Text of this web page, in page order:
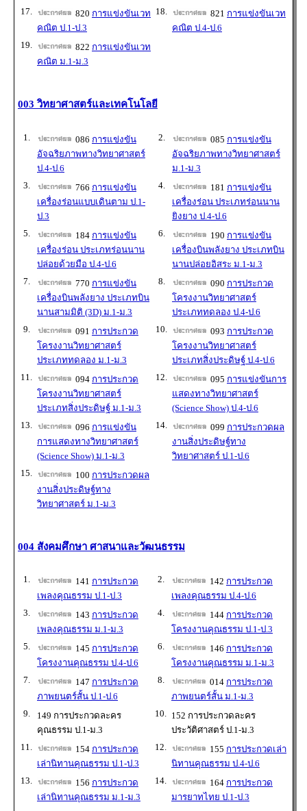
17.
820 การแข่งขันเวท
คณิต ป.1-ป.3
18. 821 การแข่งขันเวท
คณิต ป.4-ป.6
19.
822 การแข่งขันเวท
คณิต ม.1-ม.3
003 วิทยาศาสตร์และเทคโนโลยี
1. 086 การแข่งขัน
อัจฉริยภาพทางวิทยาศาสตร์
ป.4-ป.6
2. 085 การแข่งขัน
อัจฉริยภาพทางวิทยาศาสตร์
ม.1-ม.3
3.
766 การแข่งขัน
เครื่องร่อนแบบเดินตาม ป.1-
ป.3
4. 181 การแข่งขัน
เครื่องร่อน ประเภทร่อนนาน
ยิงยาง ป.4-ป.6
5.
184 การแข่งขัน
เครื่องร่อน ประเภทร่อนนาน
ปล่อยด้วยมือ ป.4-ป.6
6. 190 การแข่งขัน
เครื่องบินพลังยาง ประเภทบิน
นานปล่อยอิสระ ม.1-ม.3
7.
770 การแข่งขัน
เครื่องบินพลังยาง ประเภทบิน
นานสามมิติ (3D) ม.1-ม.3
8. 090 การประกวด
โครงงานวิทยาศาสตร์
ประเภททดลอง ป.4-ป.6
9.
091 การประกวด
โครงงานวิทยาศาสตร์
ประเภททดลอง ม.1-ม.3
10. 093 การประกวด
โครงงานวิทยาศาสตร์
ประเภทสิ่งประดิษฐ์ ป.4-ป.6
11.
094 การประกวด
โครงงานวิทยาศาสตร์
ประเภทสิ่งประดิษฐ์ ม.1-ม.3
12. 095 การแข่งขันการ
แสดงทางวิทยาศาสตร์
(Science Show) ป.4-ป.6
13.
096 การแข่งขัน
การแสดงทางวิทยาศาสตร์
(Science Show) ม.1-ม.3
14. 099 การประกวดผล
งานสิ่งประดิษฐ์ทาง
วิทยาศาสตร์ ป.1-ป.6
15.
100 การประกวดผล
งานสิ่งประดิษฐ์ทาง
วิทยาศาสตร์ ม.1-ม.3
004 สังคมศึกษา ศาสนาและวัฒนธรรม
1. 141 การประกวด
เพลงคุณธรรม ป.1-ป.3
2. 142 การประกวด
เพลงคุณธรรม ป.4-ป.6
3.
143 การประกวด
เพลงคุณธรรม ม.1-ม.3
4. 144 การประกวด
โครงงานคุณธรรม ป.1-ป.3
5.
145 การประกวด
โครงงานคุณธรรม ป.4-ป.6
6. 146 การประกวด
โครงงานคุณธรรม ม.1-ม.3
7.
147 การประกวด
ภาพยนตร์สั้น ป.1-ป.6
8. 014 การประกวด
ภาพยนตร์สั้น ม.1-ม.3
9.
149 การประกวดละคร
คุณธรรม ป.1-ม.3
10. 152 การประกวดละคร
ประวัติศาสตร์ ป.1-ม.3
11.
154 การประกวด
เล่านิทานคุณธรรม ป.1-ป.3
12. 155 การประกวดเล่า
นิทานคุณธรรม ป.4-ป.6
13.
156 การประกวด
เล่านิทานคุณธรรม ม.1-ม.3
14. 164 การประกวด
มารยาทไทย ป.1-ป.3